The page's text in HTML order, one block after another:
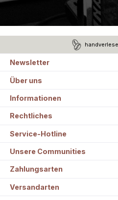
Newsletter
Über uns
Informationen
Rechtliches
Service-Hotline
Unsere Communities
Zahlungsarten
Versandarten